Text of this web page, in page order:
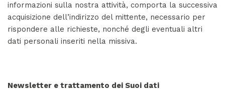
informazioni sulla nostra attività, comporta la successiva
acquisizione dell’indirizzo del mittente, necessario per
rispondere alle richieste, nonché degli eventuali altri
dati personali inseriti nella missiva.
Newsletter e trattamento dei Suoi dati